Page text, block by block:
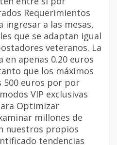
Requerimientos
ingresar a las mesas,
que se adaptan igual
veteranos. La
apenas 0.20 euros
que los máximos
500 euros por por
VIP exclusivas
Optimizar
millones de
nuestros propios
tendencias